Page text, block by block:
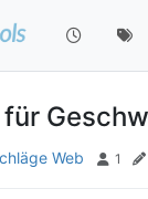
Web 1